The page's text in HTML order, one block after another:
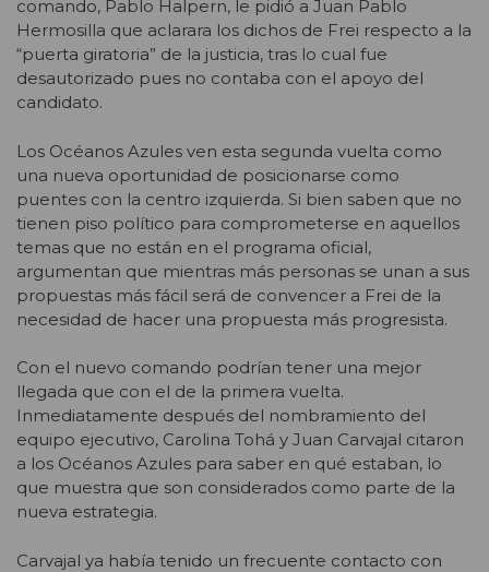
comando, Pablo Halpern, le pidió a Juan Pablo
Hermosilla que aclarara los dichos de Frei respecto a la
“puerta giratoria” de la justicia, tras lo cual fue
desautorizado pues no contaba con el apoyo del
candidato.
Los Océanos Azules ven esta segunda vuelta como
una nueva oportunidad de posicionarse como
puentes con la centro izquierda. Si bien saben que no
tienen piso político para comprometerse en aquellos
temas que no están en el programa oficial,
argumentan que mientras más personas se unan a sus
propuestas más fácil será de convencer a Frei de la
necesidad de hacer una propuesta más progresista.
Con el nuevo comando podrían tener una mejor
llegada que con el de la primera vuelta.
Inmediatamente después del nombramiento del
equipo ejecutivo, Carolina Tohá y Juan Carvajal citaron
a los Océanos Azules para saber en qué estaban, lo
que muestra que son considerados como parte de la
nueva estrategia.
Carvajal ya había tenido un frecuente contacto con